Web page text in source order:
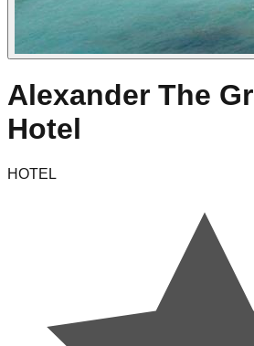
Alexander The
Hotel
HOTEL